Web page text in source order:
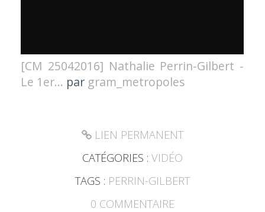
[CM 25042016] Nathalie Perrin-Gilbert -
Le 1er... par gram_metropoles
LIEN PERMANENT
CATÉGORIES : VIDÉO
TAGS : PERRIN-GILBERT
0 COMMENTAIRE